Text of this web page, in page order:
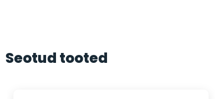
Seotud tooted